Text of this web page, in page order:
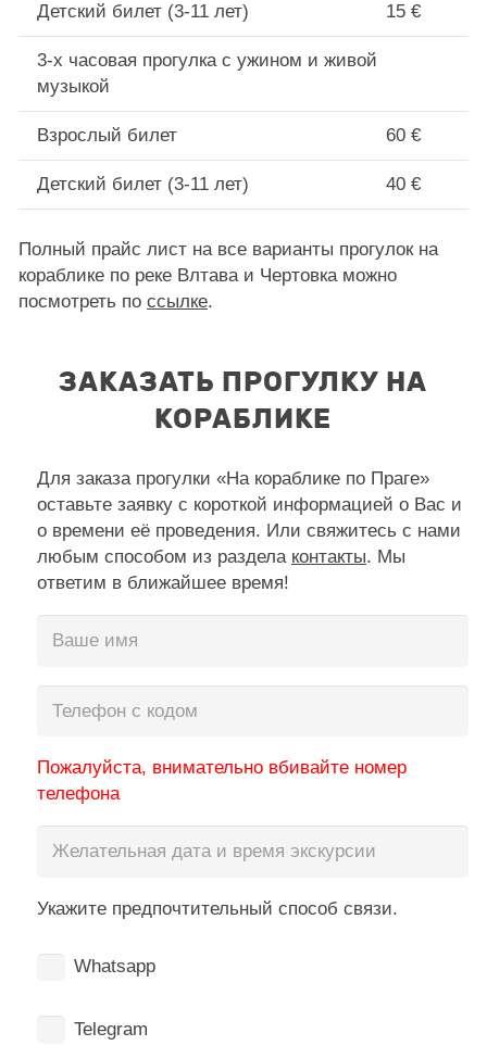
Детский билет (3-11 лет) 15 €
3-х часовая прогулка с ужином и живой
музыкой
Взрослый билет 60 €
Детский билет (3-11 лет) 40 €
Полный прайс лист на все варианты прогулок на
кораблике по реке Влтава и Чертовка можно
посмотреть по ссылке.
ЗАКАЗАТЬ ПРОГУЛКУ НА
КОРАБЛИКЕ
Для заказа прогулки «На кораблике по Праге»
оставьте заявку с короткой информацией о Вас и
о времени её проведения. Или свяжитесь с нами
любым способом из раздела контакты. Мы
ответим в ближайшее время!
Пожалуйста, внимательно вбивайте номер
телефона
Укажите предпочтительный способ связи.
Whatsapp
Telegram